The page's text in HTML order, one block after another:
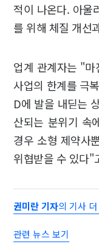
적이 나온다. 아울
를 위해 체질 개선
업계 관계자는 "마
사업의 한계를 극
D에 발을 내딛는
산되는 분위기 속
경우 소형 제약사
위협받을 수 있다"
권미란 기자의 기사 더
관련 뉴스 보기